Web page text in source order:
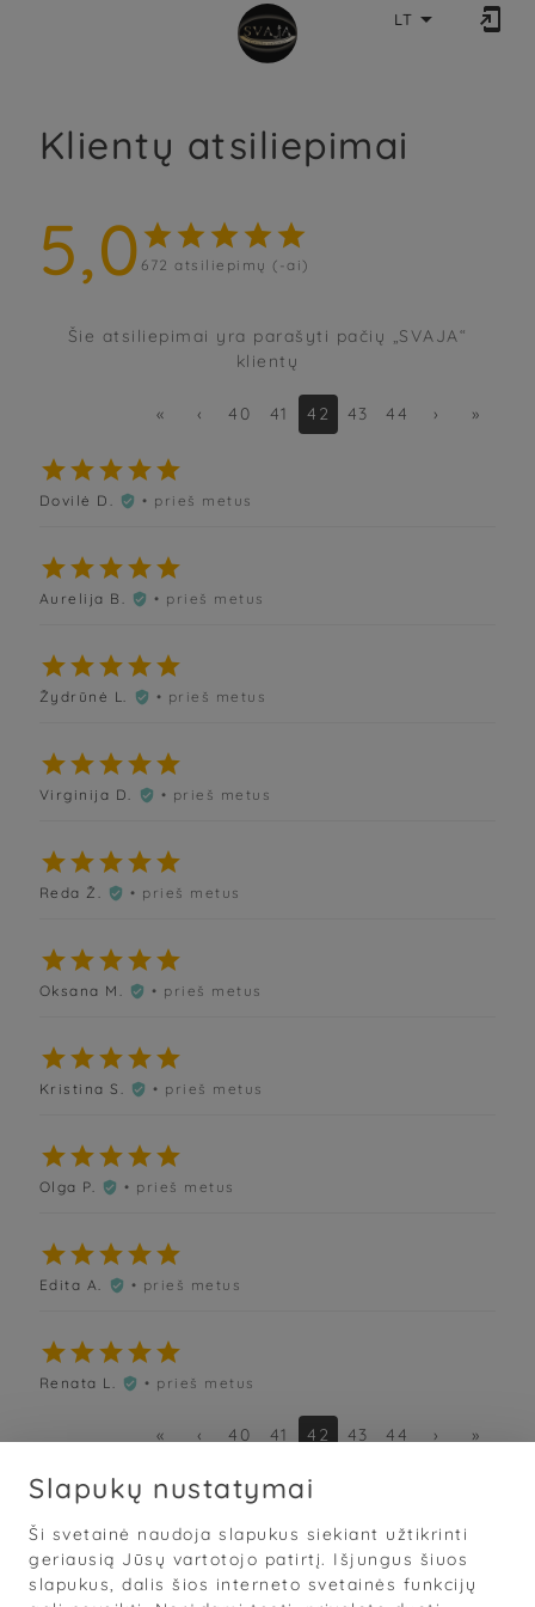
LT  
Klientų atsiliepimai
5,0     
672 atsiliepimų (-ai)
Šie atsiliepimai yra parašyti pačių „SVAJA“
klientų
« ‹ 40 41 42 43 44 › »

Dovilė D.  • prieš metus

Aurelija B.  • prieš metus

Žydrūnė L.  • prieš metus

Virginija D.  • prieš metus

Reda Ž.  • prieš metus

Oksana M.  • prieš metus

Kristina S.  • prieš metus

Olga P.  • prieš metus

Edita A.  • prieš metus

Renata L.  • prieš metus
« ‹ 40 41 42 43 44 › »
Slapukų nustatymai
Ši svetainė naudoja slapukus siekiant užtikrinti
geriausią Jūsų vartotojo patirtį. Išjungus šiuos
slapukus, dalis šios interneto svetainės funkcijų
Sąlygos · Privatumas · Slapukai
© 2026 „Grožis Saviems“